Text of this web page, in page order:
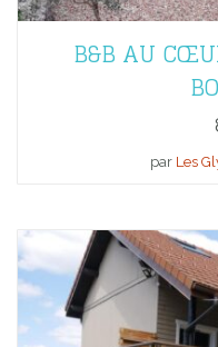
B&B AU
par Les